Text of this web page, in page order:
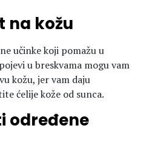
na kožu
učinke koji pomažu u
u breskvama mogu vam
kožu, jer vam daju
ćelije kože od sunca.
određene